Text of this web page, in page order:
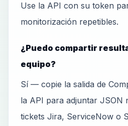
Use la API con su token
monitorización repetibles.
¿Puedo compartir
equipo?
Sí — copie la salida de
la API para adjuntar JSON
tickets Jira, ServiceNow o